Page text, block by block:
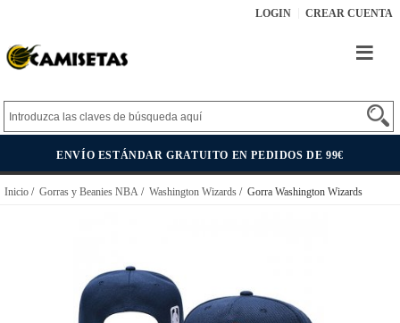
LOGIN CREAR CUENTA
ENVÍO ESTÁNDAR GRATUITO EN PEDIDOS DE 99€
Inicio / Gorras y Beanies NBA / Washington Wizards / Gorra Washington Wizards